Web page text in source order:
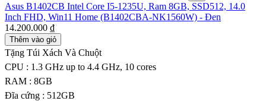
Asus B1402CB Intel Core I5-1235U, Ram 8GB, SSD512, 14.0
Inch FHD, Win11 Home (B1402CBA-NK1560W) - Đen
14.200.000 ₫
Thêm vào giỏ
Tặng Túi Xách Và Chuột
CPU : 1.3 GHz up to 4.4 GHz, 10 cores
RAM : 8GB
Đĩa cứng : 512GB